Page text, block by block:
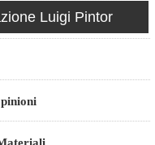
Luigi Pintor